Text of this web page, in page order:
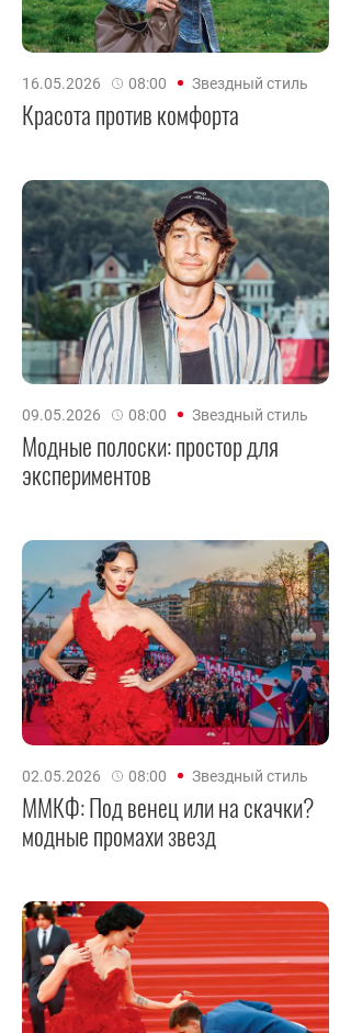
16.05.2026 08:00 Звездный стиль
Красота против комфорта
09.05.2026 08:00 Звездный стиль
Модные полоски: простор для
экспериментов
02.05.2026 08:00 Звездный стиль
ММКФ: Под венец или на скачки?
модные промахи звезд